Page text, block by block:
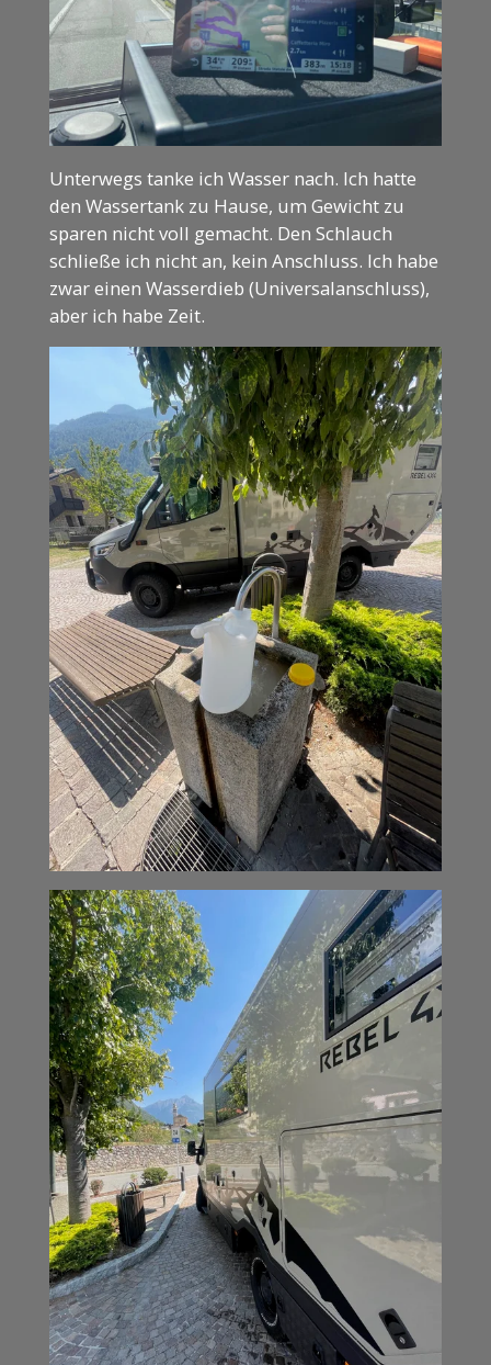
Unterwegs tanke ich Wasser nach. Ich hatte
den Wassertank zu Hause, um Gewicht zu
sparen nicht voll gemacht. Den Schlauch
schließe ich nicht an, kein Anschluss. Ich habe
zwar einen Wasserdieb (Universalanschluss),
aber ich habe Zeit.